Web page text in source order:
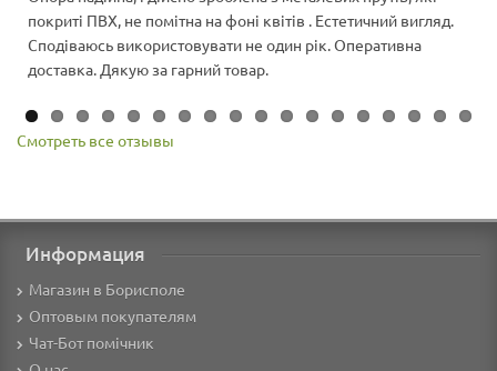
покриті ПВХ, не помітна на фоні квітів . Естетичний вигляд.
Сподіваюсь використовувати не один рік. Оперативна
доставка. Дякую за гарний товар.
Смотреть все отзывы
Информация
Магазин в Борисполе
Оптовым покупателям
Чат-Бот помічник